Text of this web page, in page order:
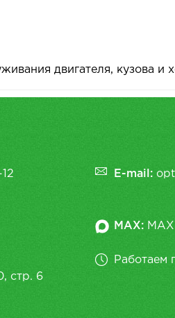
двигателя, кузова и
E-mail:
MAX: MAX
cтр. 6
Работаем